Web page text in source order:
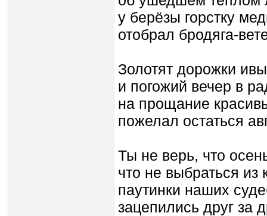
у берёзы горстку
отобрал бродяга-
Золотят дорожки
и погожий вечер в
на прощание
пожелал остаться
Ты не верь, что
что не выбраться из
паутинки наших
зацепились друг за